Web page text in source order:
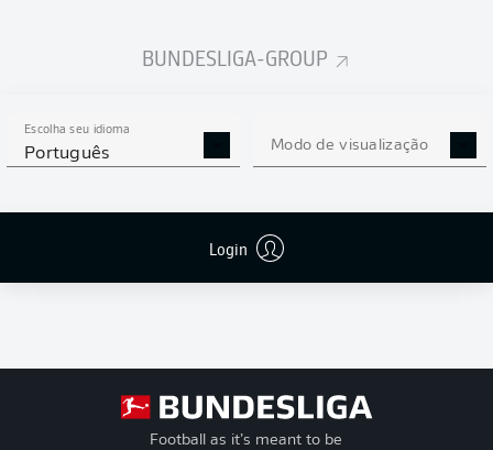
BUNDESLIGA-GROUP
Escolha seu idioma
Português Modo de visualização
Login
Football as it’s meant to be